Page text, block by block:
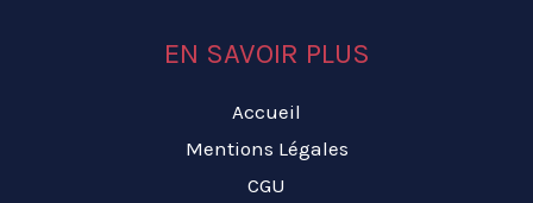
EN SAVOIR PLUS
Accueil
Mentions Légales
CGU